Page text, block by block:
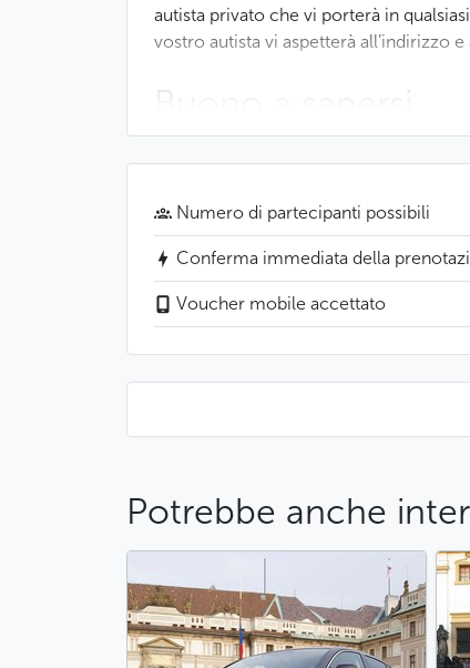
autista privato che vi porterà in
vostro autista vi aspetterà all’indirizzo e
Buono a sapersi
Numero di partecipanti possibili
Conferma immediata della
Voucher mobile accettato
Potrebbe anche